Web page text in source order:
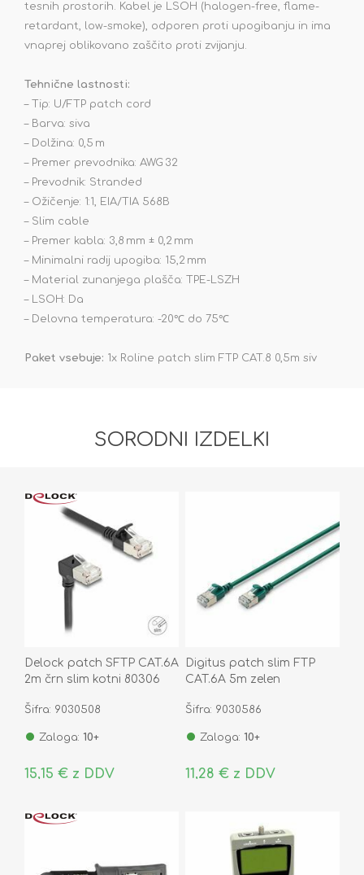
tesnih prostorih. Kabel je LSOH (halogen-free, flame-
retardant, low-smoke), odporen proti upogibanju in ima
vnaprej oblikovano zaščito proti zvijanju.
Tehnične lastnosti:
– Tip: U/FTP patch cord
– Barva: siva
– Dolžina: 0,5 m
– Premer prevodnika: AWG 32
– Prevodnik: Stranded
– Ožičenje: 1:1, EIA/TIA 568B
– Slim cable
– Premer kabla: 3,8 mm ± 0,2 mm
– Minimalni radij upogiba: 15,2 mm
– Material zunanjega plašča: TPE-LSZH
– LSOH: Da
– Delovna temperatura: -20℃ do 75℃
Paket vsebuje: 1x Roline patch slim FTP CAT.8 0,5m siv
SORODNI IZDELKI
Delock patch SFTP CAT.6A
2m črn slim kotni 80306
Šifra: 9030508
Zaloga: 10+
15,15 € z DDV
Digitus patch slim FTP
CAT.6A 5m zelen
Šifra: 9030586
Zaloga: 10+
11,28 € z DDV